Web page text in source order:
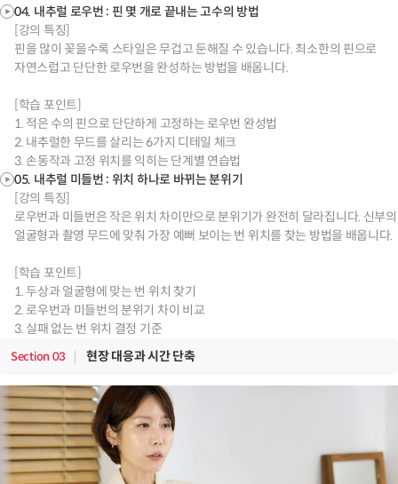
04. 내추럴 로우번 : 핀 몇 개로 끝내는 고수의 방법
[강의 특징]
핀을 많이 꽂을수록 스타일은 무겁고 둔해질 수 있습니다. 최소한의 핀으로
자연스럽고 단단한 로우번을 완성하는 방법을 배웁니다.
[학습 포인트]
1. 적은 수의 핀으로 단단하게 고정하는 로우번 완성법
2. 내추럴한 무드를 살리는 6가지 디테일 체크
3. 손동작과 고정 위치를 익히는 단계별 연습법
05. 내추럴 미들번 : 위치 하나로 바뀌는 분위기
[강의 특징]
로우번과 미들번은 작은 위치 차이만으로 분위기가 완전히 달라집니다. 신부의
얼굴형과 촬영 무드에 맞춰 가장 예뻐 보이는 번 위치를 찾는 방법을 배웁니다.
[학습 포인트]
1. 두상과 얼굴형에 맞는 번 위치 찾기
2. 로우번과 미들번의 분위기 차이 비교
3. 실패 없는 번 위치 결정 기준
Section 03 현장 대응과 시간 단축